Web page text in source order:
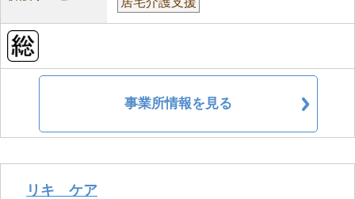
事業所情報を見る
リキ ケア